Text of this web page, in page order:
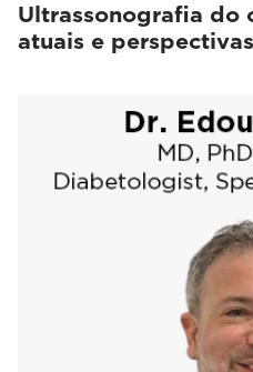
Ultrassonografia do
atuais e